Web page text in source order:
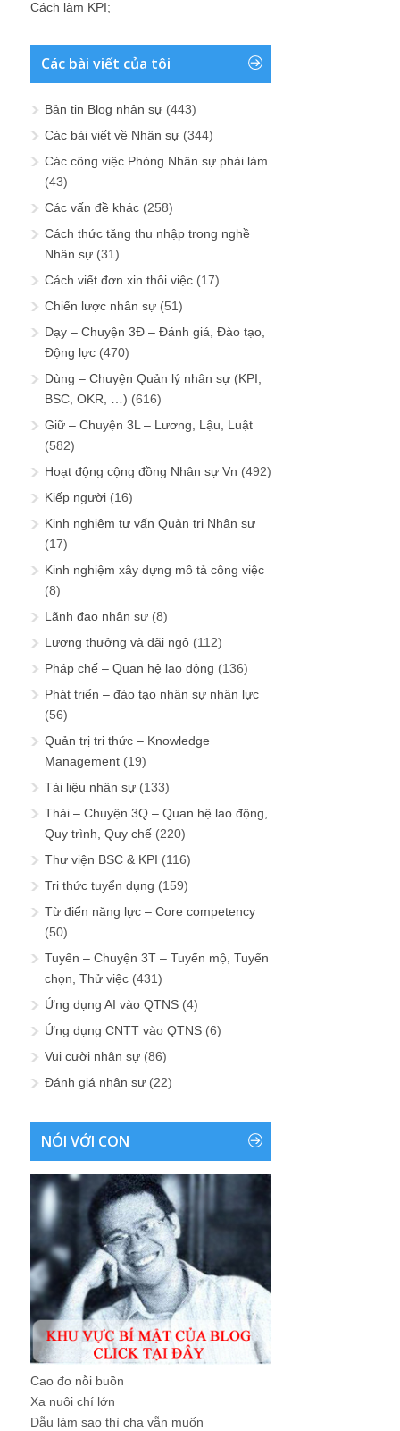
Cách làm KPI;
Các bài viết của tôi
Bản tin Blog nhân sự (443)
Các bài viết về Nhân sự (344)
Các công việc Phòng Nhân sự phải làm
(43)
Các vấn đề khác (258)
Cách thức tăng thu nhập trong nghề
Nhân sự (31)
Cách viết đơn xin thôi việc (17)
Chiến lược nhân sự (51)
Dạy – Chuyện 3Đ – Đánh giá, Đào tạo,
Động lực (470)
Dùng – Chuyện Quản lý nhân sự (KPI,
BSC, OKR, …) (616)
Giữ – Chuyện 3L – Lương, Lậu, Luật
(582)
Hoạt động cộng đồng Nhân sự Vn (492)
Kiếp người (16)
Kinh nghiệm tư vấn Quản trị Nhân sự
(17)
Kinh nghiệm xây dựng mô tả công việc
(8)
Lãnh đạo nhân sự (8)
Lương thưởng và đãi ngộ (112)
Pháp chế – Quan hệ lao động (136)
Phát triển – đào tạo nhân sự nhân lực
(56)
Quản trị tri thức – Knowledge
Management (19)
Tài liệu nhân sự (133)
Thải – Chuyện 3Q – Quan hệ lao động,
Quy trình, Quy chế (220)
Thư viện BSC & KPI (116)
Tri thức tuyển dụng (159)
Từ điển năng lực – Core competency
(50)
Tuyển – Chuyện 3T – Tuyển mộ, Tuyển
chọn, Thử việc (431)
Ứng dụng AI vào QTNS (4)
Ứng dụng CNTT vào QTNS (6)
Vui cười nhân sự (86)
Đánh giá nhân sự (22)
NÓI VỚI CON
Cao đo nỗi buồn
Xa nuôi chí lớn
Dẫu làm sao thì cha vẫn muốn